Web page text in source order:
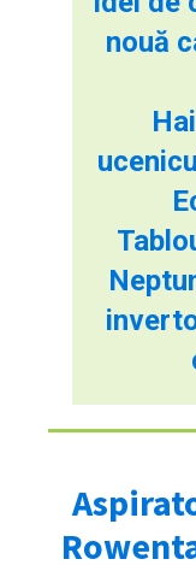
nouă